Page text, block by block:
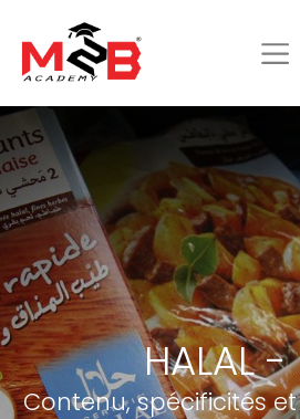
HALAL
Contenu, spécificités